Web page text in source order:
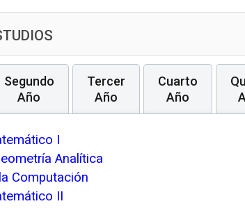
Segundo
Año
Tercer
Año
Cuarto
Año
I
Analítica
Computación
II